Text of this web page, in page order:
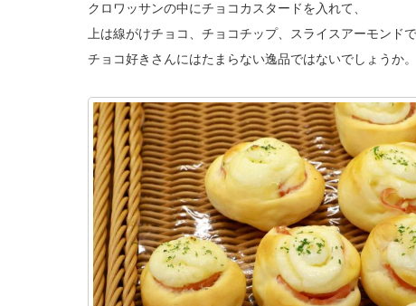
クロワッサンの中にチョコカスタードを入れて、
上は線がけチョコ、チョコチップ、スライスアーモンド
チョコ好きさんにはたまらない逸品ではないでしょうか。